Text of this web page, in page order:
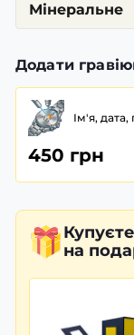
Мінеральне
Додати
Ім'я,
450 грн
Купуєте
на